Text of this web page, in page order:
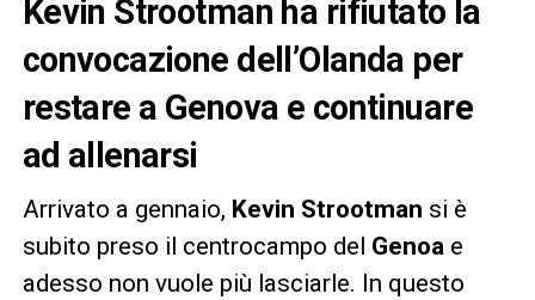
Kevin Strootman ha rifiutato la
convocazione dell’Olanda per
restare a Genova e continuare
ad allenarsi
Arrivato a gennaio, Kevin Strootman si è
subito preso il centrocampo del Genoa e
adesso non vuole più lasciarle. In questo